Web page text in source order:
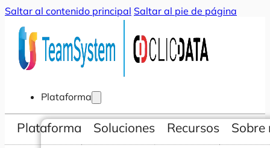
Saltar al contenido principal Saltar al pie de página
Plataforma
Plataforma Soluciones Recursos Sobre